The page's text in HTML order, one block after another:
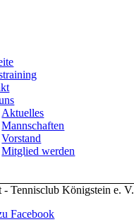
Aktuelles
Mannschaften
Vorstand
Mitglied werden
Tennisclub Königstein e. V.
Facebook